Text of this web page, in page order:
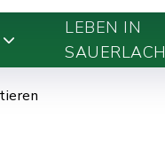
LEBEN IN
SAUERLACH